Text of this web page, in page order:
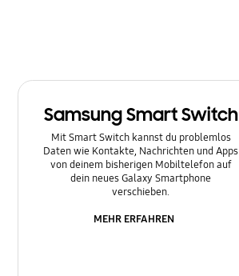
Samsung Smart Switch
Mit Smart Switch kannst du problemlos
Daten wie Kontakte, Nachrichten und Apps
von deinem bisherigen Mobiltelefon auf
dein neues Galaxy Smartphone
verschieben.
MEHR ERFAHREN